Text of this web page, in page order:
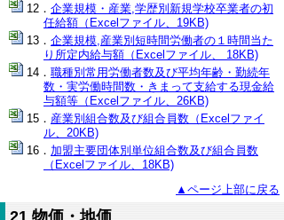
企業規模・産業,学歴別新規学校卒業者の初
任給額（Excelファイル、19KB)
企業規模,産業別短時間労働者の１時間当た
り所定内給与額（Excelファイル、 18KB)
職種別常用労働者数及び平均年齢・勤続年
数・実労働時間数・きまって支給する現金給
与額等（Excelファイル、26KB)
産業別組合数及び組合員数（Excelファイ
ル、20KB)
加盟主要団体別単位組合数及び組合員数
（Excelファイル、18KB)
▲ページ上部に戻る
21 物価・地価